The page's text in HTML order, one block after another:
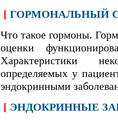
[ ГОРМОНАЛЬНЫЙ
Что такое гормоны.
оценки
Характеристики
определяемых у
эндокринными
[ ЭНДОКРИННЫЕ